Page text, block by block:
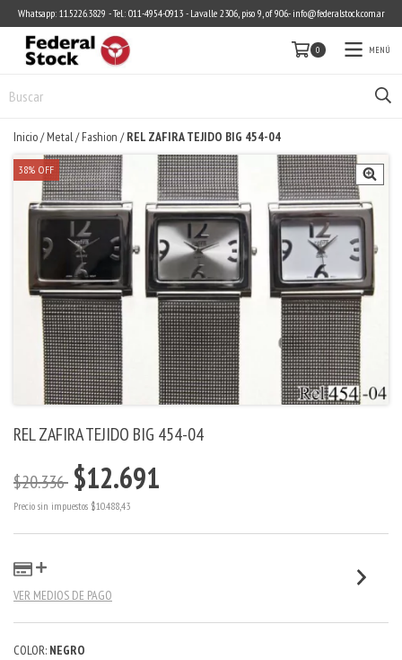
Whatsapp: 11.5226.3829 - Tel.: 011-4954-0913 - Lavalle 2306, piso 9, of 906.-info@federalstock.com.ar
0 MENÚ
Inicio/ Metal/ Fashion / REL ZAFIRA TEJIDO BIG 454-04
38% OFF
REL ZAFIRA TEJIDO BIG 454-04
$20.336 $12.691
Precio sin impuestos $10.488,43
VER MEDIOS DE PAGO
COLOR: NEGRO